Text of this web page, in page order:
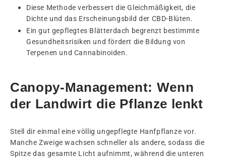
Diese Methode verbessert die Gleichmäßigkeit, die
Dichte und das Erscheinungsbild der CBD-Blüten.
Ein gut gepflegtes Blätterdach begrenzt bestimmte
Gesundheitsrisiken und fördert die Bildung von
Terpenen und Cannabinoiden.
Canopy-Management: Wenn
der Landwirt die Pflanze lenkt
Stell dir einmal eine völlig ungepflegte Hanfpflanze vor.
Manche Zweige wachsen schneller als andere, sodass die
Spitze das gesamte Licht aufnimmt, während die unteren